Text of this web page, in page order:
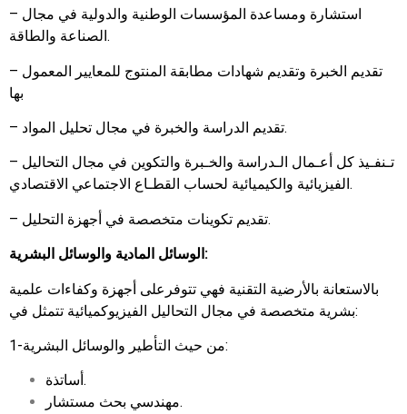
– استشارة ومساعدة المؤسسات الوطنية والدولية في مجال
الصناعة والطاقة.
– تقديم الخبرة وتقديم شهادات مطابقة المنتوج للمعايير المعمول
بها
– تقديم الدراسة والخبرة في مجال تحليل المواد.
– تـنفـيذ كل أعـمال الـدراسة والخـبرة والتكوين في مجال التحاليل
الفيزيائية والكيميائية لحساب القطـاع الاجتماعي الاقتصادي.
– تقديم تكوينات متخصصة في أجهزة التحليل.
الوسائل المادية والوسائل البشرية:
بالاستعانة بالأرضية التقنية فهي تتوفرعلى أجهزة وكفاءات علمية
بشرية متخصصة في مجال التحاليل الفيزيوكميائية تتمثل في:
1-من حيث التأطير والوسائل البشرية:
أساتذة.
مهندسي بحث مستشار.